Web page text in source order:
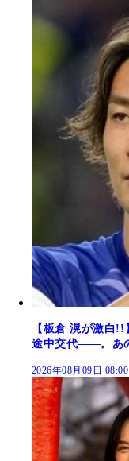
【板倉 滉が激白
途中交代――。あ
2026年08月09日 08:00